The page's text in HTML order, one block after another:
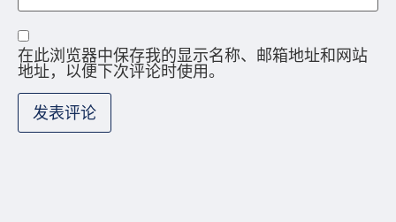
在此浏览器中保存我的显示名称、邮箱地址和网站
地址，以便下次评论时使用。